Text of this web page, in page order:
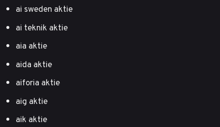
ai sweden aktie
ai teknik aktie
aia aktie
aida aktie
aiforia aktie
aig aktie
aik aktie